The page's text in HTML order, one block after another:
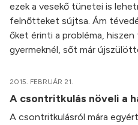
ezek a vesekő tünetei is
felnőtteket sújtsa. Ám
őket érinti a probléma,
gyermeknél, sőt már
2015. FEBRUÁR 21.
A csontritkulás növeli a
A csontritkulásról mára